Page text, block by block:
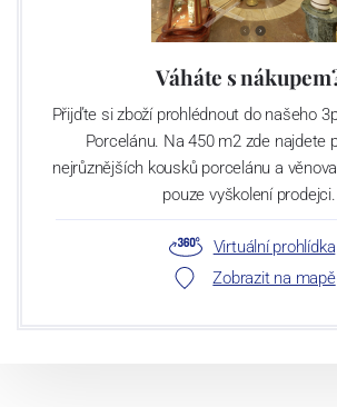
Váháte s
Přijďte si zboží prohlédnout do našeho
Porcelánu. Na 450 m2 zde najdete
nejrůznějších kousků porcelánu a
pouze vyškolení prodejci.
Virtuální prohlídka
Zobrazit na mapě